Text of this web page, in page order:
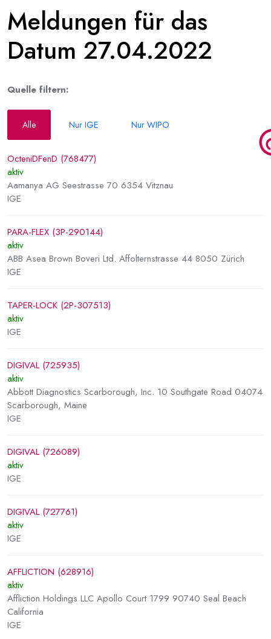
Meldungen für das
Datum 27.04.2022
Quelle filtern:
Alle Nur IGE Nur WIPO
OcteniDFenD (768477)
aktiv
Aamanya AG Seestrasse 70 6354 Vitznau
IGE
PARA-FLEX (3P-290144)
aktiv
ABB Asea Brown Boveri Ltd. Affolternstrasse 44 8050 Zürich
IGE
TAPER-LOCK (2P-307513)
aktiv
IGE
DIGIVAL (725935)
aktiv
Abbott Diagnostics Scarborough, Inc. 10 Southgate Road 04074
Scarborough, Maine
IGE
DIGIVAL (726089)
aktiv
IGE
DIGIVAL (727761)
aktiv
IGE
AFFLICTION (628916)
aktiv
Affliction Holdings LLC Apollo Court 1799 90740 Seal Beach
California
IGE